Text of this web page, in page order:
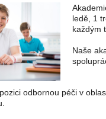
ledě, 1
každým
Naše
odbornou péči v